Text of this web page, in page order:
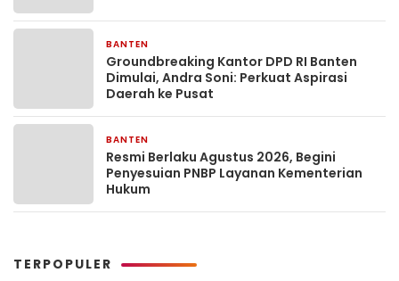
BANTEN
Groundbreaking Kantor DPD RI Banten
Dimulai, Andra Soni: Perkuat Aspirasi
Daerah ke Pusat
BANTEN
Resmi Berlaku Agustus 2026, Begini
Penyesuian PNBP Layanan Kementerian
Hukum
TERPOPULER